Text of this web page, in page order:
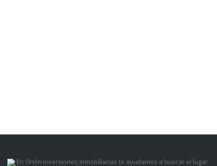
En Orión Inversiones Inmobiliarias te ayudamos a buscar el lugar